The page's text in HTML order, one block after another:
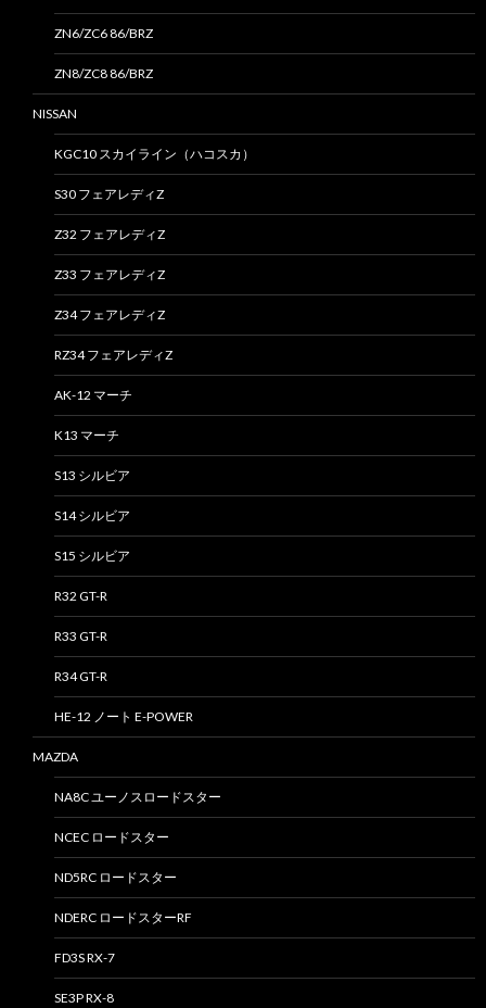
ZN6/ZC6 86/BRZ
ZN8/ZC8 86/BRZ
NISSAN
KGC10 スカイライン（ハコスカ）
S30 フェアレディZ
Z32 フェアレディZ
Z33 フェアレディZ
Z34 フェアレディZ
RZ34 フェアレディZ
AK-12 マーチ
K13 マーチ
S13 シルビア
S14 シルビア
S15 シルビア
R32 GT-R
R33 GT-R
R34 GT-R
HE-12 ノート E-POWER
MAZDA
NA8C ユーノスロードスター
NCEC ロードスター
ND5RC ロードスター
NDERC ロードスターRF
FD3S RX-7
SE3P RX-8